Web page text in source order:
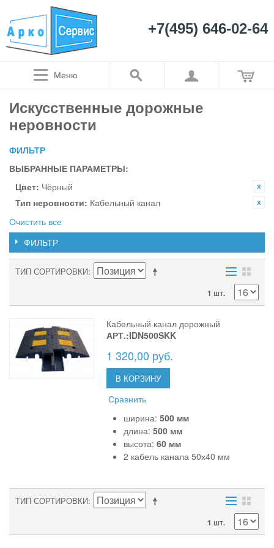
+7(495) 646-02-64
Меню
Искусственные дорожные
неровности
ФИЛЬТР
ВЫБРАННЫЕ ПАРАМЕТРЫ:
Цвет: Чёрный
Тип неровности: Кабельный канал
Очистить все
ФИЛЬТР
ТИП СОРТИРОВКИ
1 шт.
Кабельный канал дорожный
АРТ.:IDN500SKK
1 320,00 руб.
В КОРЗИНУ
Сравнить
ширина:500 мм
длина:500 мм
высота:60 мм
2 кабель канала 50х40 мм
ТИП СОРТИРОВКИ
1 шт.